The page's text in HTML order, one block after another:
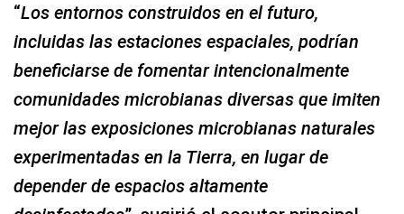
“Los entornos construidos en el futuro,
incluidas las estaciones espaciales, podrían
beneficiarse de fomentar intencionalmente
comunidades microbianas diversas que imiten
mejor las exposiciones microbianas naturales
experimentadas en la Tierra, en lugar de
depender de espacios altamente